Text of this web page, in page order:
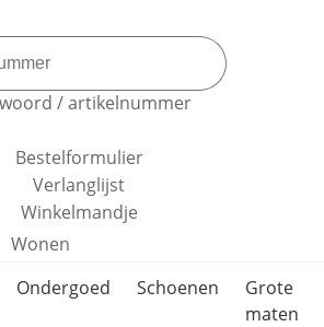
/ artikelnummer
Bestelformulier
Verlanglijst
Winkelmandje
overslaan
Wonen
Ondergoed Schoenen
Grote
maten